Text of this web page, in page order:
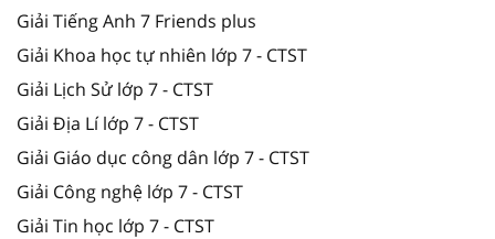
Giải Tiếng Anh 7 Friends plus
Giải Khoa học tự nhiên lớp 7 - CTST
Giải Lịch Sử lớp 7 - CTST
Giải Địa Lí lớp 7 - CTST
Giải Giáo dục công dân lớp 7 - CTST
Giải Công nghệ lớp 7 - CTST
Giải Tin học lớp 7 - CTST